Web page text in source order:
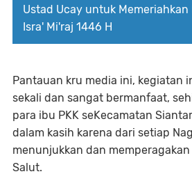
Ustad Ucay untuk
Isra' Mi'raj 1446 H
Pantauan kru media ini, kegiatan
sekali dan sangat bermanfaat,
para ibu PKK seKecamatan
dalam kasih karena dari setiap
menunjukkan dan
Salut.